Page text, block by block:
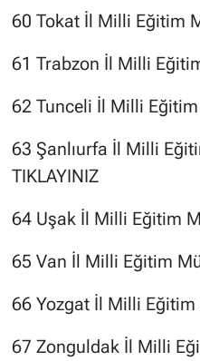
60 Tokat İl Milli Eğitim
61 Trabzon İl Milli
62 Tunceli İl Milli
63 Şanlıurfa İl Milli
TIKLAYINIZ
64 Uşak İl Milli Eğitim
65 Van İl Milli Eğitim
66 Yozgat İl Milli
67 Zonguldak İl Milli